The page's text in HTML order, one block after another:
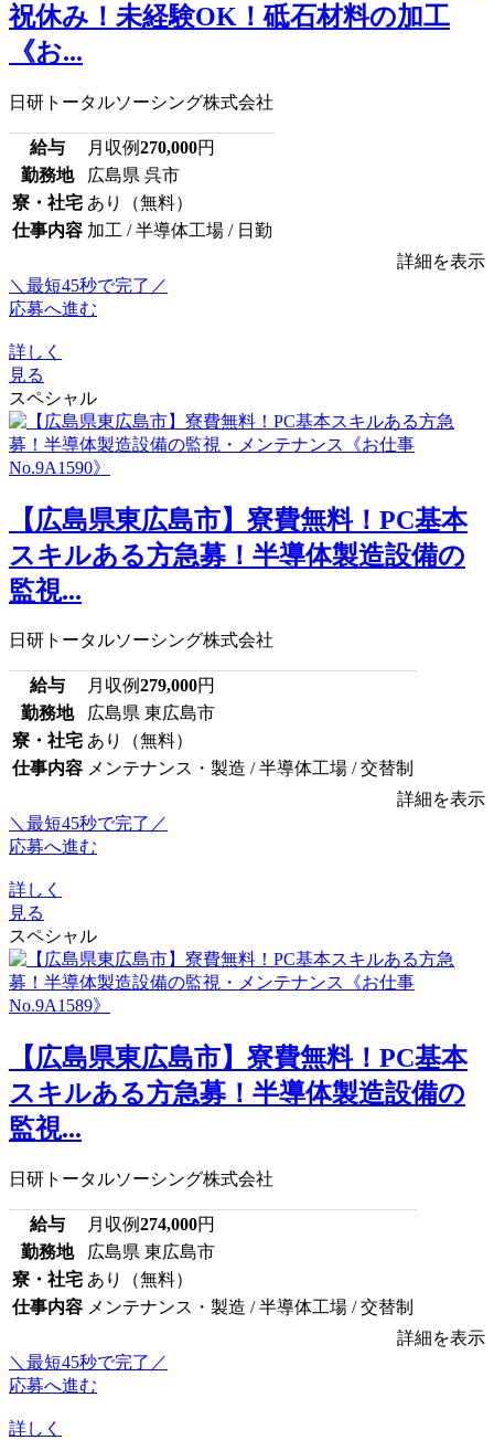
祝休み！未経験OK！砥石材料の加工
《お...
日研トータルソーシング株式会社
給与 月収例270,000円
勤務地
広島県 呉市
寮・社宅 あり（無料）
仕事内容 加工 / 半導体工場 / 日勤
詳細を表示
＼最短45秒で完了／
応募へ進む
詳しく
見る
スペシャル
【広島県東広島市】寮費無料！PC基本
スキルある方急募！半導体製造設備の
監視...
日研トータルソーシング株式会社
給与 月収例279,000円
勤務地
広島県 東広島市
寮・社宅 あり（無料）
仕事内容 メンテナンス・製造 / 半導体工場 / 交替制
詳細を表示
＼最短45秒で完了／
応募へ進む
詳しく
見る
スペシャル
【広島県東広島市】寮費無料！PC基本
スキルある方急募！半導体製造設備の
監視...
日研トータルソーシング株式会社
給与 月収例274,000円
勤務地
広島県 東広島市
寮・社宅 あり（無料）
仕事内容 メンテナンス・製造 / 半導体工場 / 交替制
詳細を表示
＼最短45秒で完了／
応募へ進む
詳しく